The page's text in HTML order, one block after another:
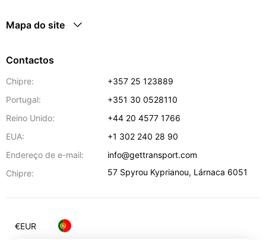
Mapa do site
Contactos
Chipre:
+357 25 123889
Portugal:
+351 30 0528110
Reino Unido:
+44 20 4577 1766
EUA:
+1 302 240 28 90
Endereço de e-mail:
info@gettransport.com
Chipre:
57 Spyrou Kyprianou, Lárnaca 6051
€EUR